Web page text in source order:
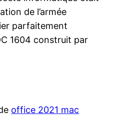
de l’armée
parfaitement
1604 construit par
office 2021 mac